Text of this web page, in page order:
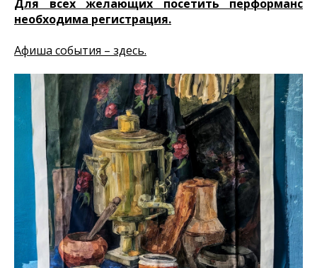
Для всех желающих посетить перформанс
необходима регистрация.
Афиша события – здесь.